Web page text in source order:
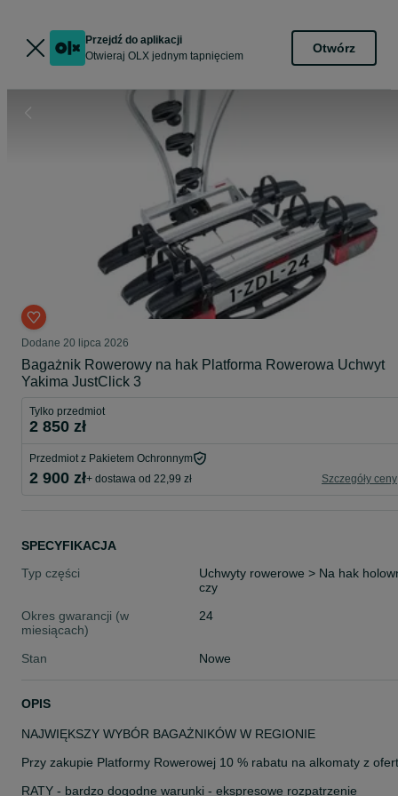
Przejdź do aplikacji
Otwieraj OLX jednym tapnięciem
Otwórz
Dodane 20 lipca 2026
Bagażnik Rowerowy na hak Platforma Rowerowa Uchwyt
Yakima JustClick 3
Tylko przedmiot
2 850 zł
Przedmiot z Pakietem Ochronnym
2 900 zł+ dostawa od 22,99 zł Szczegóły ceny
SPECYFIKACJA
Typ części
Uchwyty rowerowe > Na hak
czy
Okres gwarancji (w
miesiącach)
24
Stan Nowe
OPIS
NAJWIĘKSZY WYBÓR BAGAŻNIKÓW W REGIONIE
Przy zakupie Platformy Rowerowej 10 % rabatu na alkomaty z
RATY - bardzo dogodne warunki - ekspresowe rozpatrzenie